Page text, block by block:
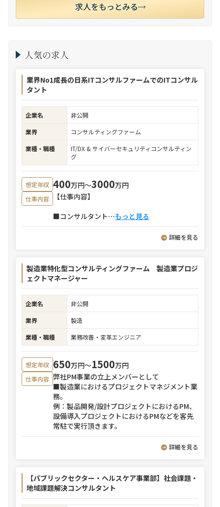
求人をもっとみる
人気の求人
業界No1成長の日系ITコンサルファームでのITコンサル
タント
企業名
非公開
業界
コンサルティングファーム
業種・職種
IT/DX & サイバーセキュリティコンサルティン
グ
想定年収 400万円〜3000万円
仕事内容
【仕事内容】
■コンサルタント⋯もっと見る
詳細を見る
製造業特化型コンサルティングファーム 製造業プロジ
ェクトマネージャー
企業名
非公開
業界
製造
業種・職種
業務改善・変革エンジニア
想定年収 650万円〜1500万円
仕事内容 弊社PM事業の立上メンバーとして
■製造業におけるプロジェクトマネジメント業
務。
例：製品開発/設計プロジェクトにおけるPM、
設備導入プロジェクトにおけるPMなどを客先
常駐で実行頂きます。
詳細を見る
【パブリックセクター・ヘルスケア事業部】社会課題・
地域課題解決コンサルタント